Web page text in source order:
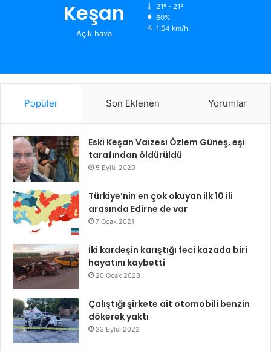
Keşan
Açık hava
21º - 21º
60%
1.54 km/h
Popüler Son Eklenen Yorumlar
Eski Keşan Vaizesi Özlem Güneş, eşi
tarafından öldürüldü
5 Eylül 2020
Türkiye’nin en çok okuyan ilk 10 ili
arasında Edirne de var
7 Ocak 2021
İki kardeşin karıştığı feci kazada biri
hayatını kaybetti
20 Ocak 2023
Çalıştığı şirkete ait otomobili benzin
dökerek yaktı
23 Eylül 2022